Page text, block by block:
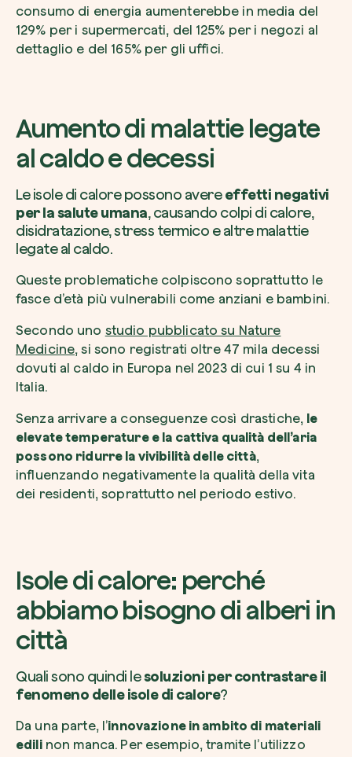
consumo di energia aumenterebbe in media del
129% per i supermercati, del 125% per i negozi al
dettaglio e del 165% per gli uffici.
Aumento di malattie legate
al caldo e decessi
Le isole di calore possono avereeffetti negativi
per la salute umana, causando colpi di calore,
disidratazione, stress termico e altre malattie
legate al caldo.
Queste problematiche colpiscono soprattutto le
fasce d’età più vulnerabili come anziani e bambini.
Secondo uno studio pubblicato su Nature
Medicine, si sono registrati oltre 47 mila decessi
dovuti al caldo in Europa nel 2023 di cui 1 su 4 in
Italia.
Senza arrivare a conseguenze così drastiche, le
elevate temperature e la cattiva qualità dell’aria
possono ridurre la vivibilità delle città,
influenzando negativamente la qualità della vita
dei residenti, soprattutto nel periodo estivo.
Isole di calore: perché
abbiamo bisogno di alberi in
città
Quali sono quindi lesoluzioni per contrastare il
fenomeno delle isole di calore?
Da una parte, l’innovazione in ambito di materiali
edilinon manca. Per esempio, tramite l’utilizzo